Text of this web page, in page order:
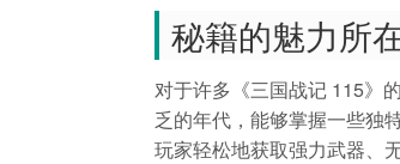
秘籍的魅力所
对于许多《三国战记 115》
乏的年代，能够掌握一些独
玩家轻松地获取强力武器、